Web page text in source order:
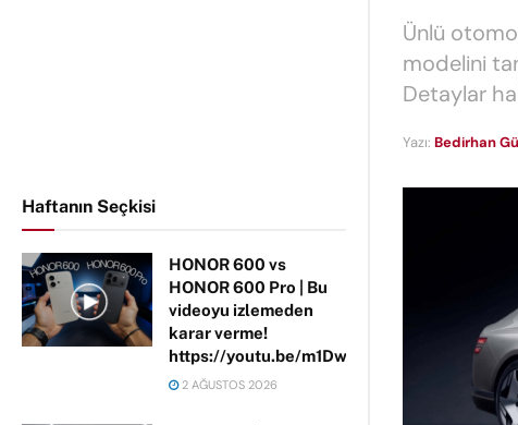
Haftanın Seçkisi
HONOR 600 vs
HONOR 600 Pro | Bu
videoyu izlemeden
karar verme!
https://youtu.be/m1DwhP3lPCM
2 AĞUSTOS 2026
Ünlü
modelini
Detaylar
Yazı: Bedirhan